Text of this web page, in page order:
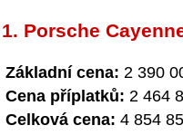
1. Porsche
Základní cena: 2 390
Cena příplatků: 2 464
Celková cena: 4 854